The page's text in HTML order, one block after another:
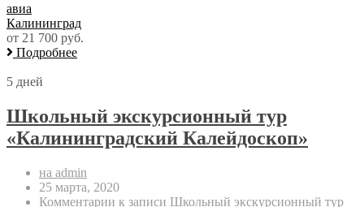
авиа
Калининград
от 21 700 руб.
Подробнее
5 дней
Школьный экскурсионный тур
«Калининградский Калейдоскоп»
на admin
25 марта, 2020
Комментарии к записи Школьный экскурсионный тур